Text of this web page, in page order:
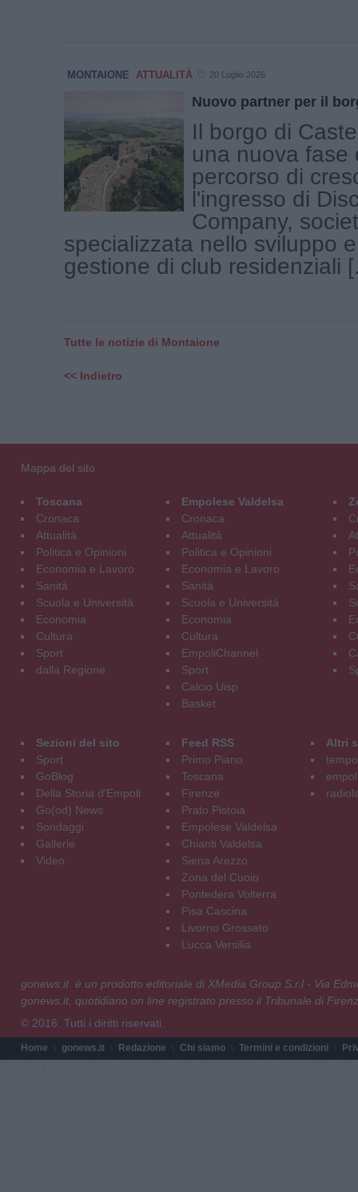
MONTAIONE ATTUALITÀ 20 Luglio 2026
Nuovo partner per il
Il borgo di
una nuova fase
percorso di
l'ingresso di
Company,
specializzata nello sviluppo
gestione di club residenziali
Tutte le notizie di Montaione
<< Indietro
Mappa del sito
Toscana
Cronaca
Attualità
Politica e Opinioni
Economia e Lavoro
Sanità
Scuola e Università
Economia
Cultura
Sport
dalla Regione
Empolese Valdelsa
Cronaca
Attualità
Politica e Opinioni
Economia e Lavoro
Sanità
Scuola e Università
Economia
Cultura
EmpoliChannel
Sport
Calcio Uisp
Basket
Sezioni del sito
Sport
GoBlog
Della Storia d'Empoli
Go(od) News
Sondaggi
Gallerie
Video
Feed RSS
Primo Piano
Toscana
Firenze
Prato Pistoia
Empolese Valdelsa
Chianti Valdelsa
Siena Arezzo
Zona del Cuoio
Pontedera Volterra
Pisa Cascina
Livorno Grosseto
Lucca Versilia
Altri
gonews.it è un prodotto editoriale di XMedia Group S.r.l - Via
gonews.it, quotidiano on line registrato presso il Tribunale di
© 2016. Tutti i diritti riservati.
Home gonews.it Redazione Chi siamo Termini e condizioni